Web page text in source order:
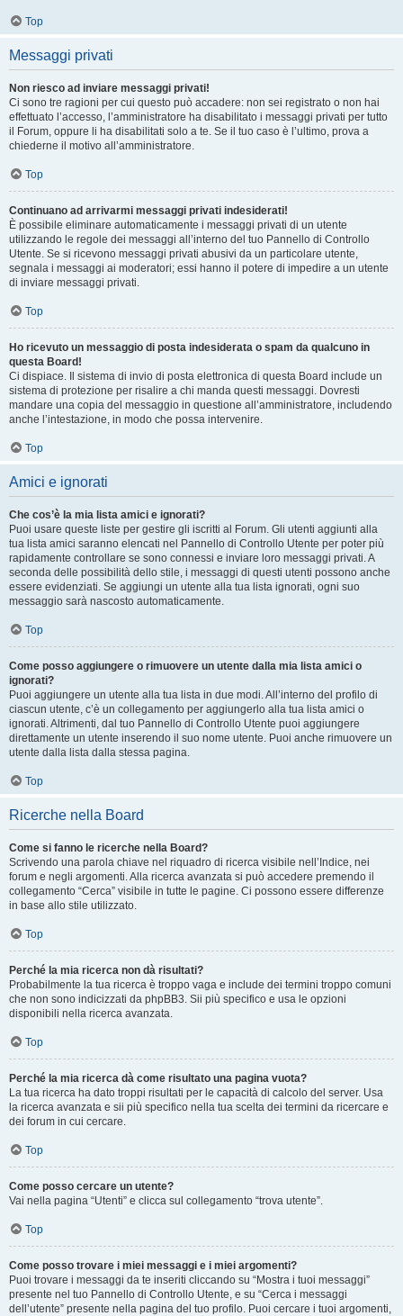
Top
Messaggi privati
Non riesco ad inviare messaggi privati!
Ci sono tre ragioni per cui questo può accadere: non sei registrato o non hai
effettuato l’accesso, l’amministratore ha disabilitato i messaggi privati per tutto
il Forum, oppure li ha disabilitati solo a te. Se il tuo caso è l’ultimo, prova a
chiederne il motivo all’amministratore.
Top
Continuano ad arrivarmi messaggi privati indesiderati!
È possibile eliminare automaticamente i messaggi privati ​​di un utente
utilizzando le regole dei messaggi all’interno del tuo Pannello di Controllo
Utente. Se si ricevono messaggi privati ​​abusivi da un particolare utente,
segnala i messaggi ai moderatori; essi hanno il potere di impedire a un utente
di inviare messaggi privati​​.
Top
Ho ricevuto un messaggio di posta indesiderata o spam da qualcuno in
questa Board!
Ci dispiace. Il sistema di invio di posta elettronica di questa Board include un
sistema di protezione per risalire a chi manda questi messaggi. Dovresti
mandare una copia del messaggio in questione all’amministratore, includendo
anche l’intestazione, in modo che possa intervenire.
Top
Amici e ignorati
Che cos’è la mia lista amici e ignorati?
Puoi usare queste liste per gestire gli iscritti al Forum. Gli utenti aggiunti alla
tua lista amici saranno elencati nel Pannello di Controllo Utente per poter più
rapidamente controllare se sono connessi e inviare loro messaggi privati. A
seconda delle possibilità dello stile, i messaggi di questi utenti possono anche
essere evidenziati. Se aggiungi un utente alla tua lista ignorati, ogni suo
messaggio sarà nascosto automaticamente.
Top
Come posso aggiungere o rimuovere un utente dalla mia lista amici o
ignorati?
Puoi aggiungere un utente alla tua lista in due modi. All’interno del profilo di
ciascun utente, c’è un collegamento per aggiungerlo alla tua lista amici o
ignorati. Altrimenti, dal tuo Pannello di Controllo Utente puoi aggiungere
direttamente un utente inserendo il suo nome utente. Puoi anche rimuovere un
utente dalla lista dalla stessa pagina.
Top
Ricerche nella Board
Come si fanno le ricerche nella Board?
Scrivendo una parola chiave nel riquadro di ricerca visibile nell’Indice, nei
forum e negli argomenti. Alla ricerca avanzata si può accedere premendo il
collegamento “Cerca” visibile in tutte le pagine. Ci possono essere differenze
in base allo stile utilizzato.
Top
Perché la mia ricerca non dà risultati?
Probabilmente la tua ricerca è troppo vaga e include dei termini troppo comuni
che non sono indicizzati da phpBB3. Sii più specifico e usa le opzioni
disponibili nella ricerca avanzata.
Top
Perché la mia ricerca dà come risultato una pagina vuota?
La tua ricerca ha dato troppi risultati per le capacità di calcolo del server. Usa
la ricerca avanzata e sii più specifico nella tua scelta dei termini da ricercare e
dei forum in cui cercare.
Top
Come posso cercare un utente?
Vai nella pagina “Utenti” e clicca sul collegamento “trova utente”.
Top
Come posso trovare i miei messaggi e i miei argomenti?
Puoi trovare i messaggi da te inseriti cliccando su “Mostra i tuoi messaggi”
presente nel tuo Pannello di Controllo Utente, e su “Cerca i messaggi
dell’utente” presente nella pagina del tuo profilo. Puoi cercare i tuoi argomenti,